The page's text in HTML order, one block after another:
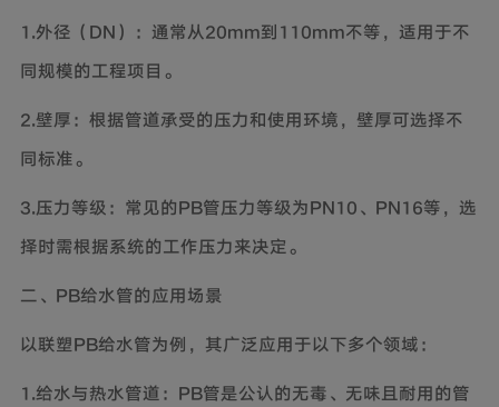
1.外径（DN）：通常从20mm到110mm不等，适用于不
同规模的工程项目。
2.壁厚：根据管道承受的压力和使用环境，壁厚可选择不
同标准。
3.压力等级：常见的PB管压力等级为PN10、PN16等，选
择时需根据系统的工作压力来决定。
二、PB给水管的应用场景
以联塑PB给水管为例，其广泛应用于以下多个领域：
1.给水与热水管道：PB管是公认的无毒、无味且耐用的管